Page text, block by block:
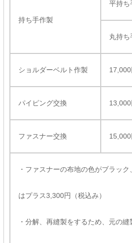
持ち手作製
平持
丸持
ショルダーベルト作製
パイピング交換
ファスナー交換
・ファスナーの布地の色がブラッ
はプラス3,300円（税込み）
・分解、再縫製をするため、元の